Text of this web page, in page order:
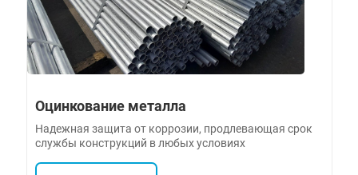
Оцинкование металла
Надежная защита от коррозии, продлевающая срок
службы конструкций в любых условиях